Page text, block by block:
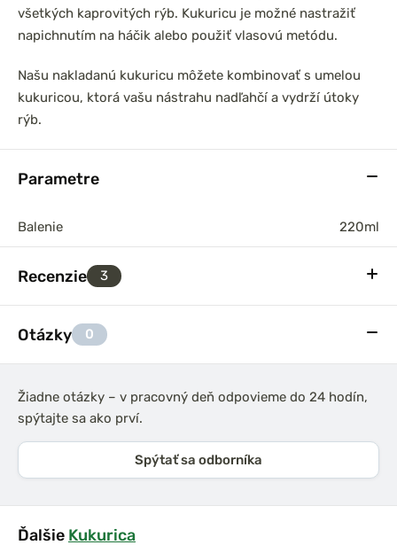
všetkých kaprovitých rýb. Kukuricu je možné nastražiť
napichnutím na háčik alebo použiť vlasovú metódu.
Našu nakladanú kukuricu môžete kombinovať s umelou
kukuricou, ktorá vašu nástrahu nadľahčí a vydrží útoky
rýb.
Parametre
Balenie 220ml
Recenzie 3
Otázky 0
Žiadne otázky – v pracovný deň odpovieme do 24 hodín,
spýtajte sa ako prví.
Spýtať sa odborníka
Ďalšie Kukurica